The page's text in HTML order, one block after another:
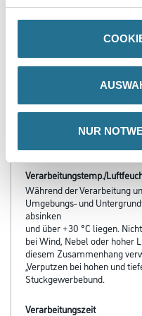
NUR
Produkteigenschaft
- Nichtbrennbar
Verarbeitungstemp./
Während der Verarbeitung
Umgebungs- und
absinken
und über +30 °C liegen.
bei Wind, Nebel oder hoher
diesem Zusammenhang
„Verputzen bei hohen und
Stuckgewerbebund.
Verarbeitungszeit